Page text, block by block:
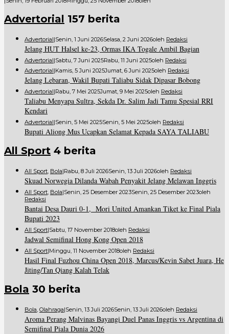
Advertorial 157 berita
Advertorial|Senin, 1 Juni 2026Selasa, 2 Juni 2026Oleh Redaksi
Jelang HUT Halsel ke-23, Ormas IKA Togale Ambil Bagian
Advertorial|Sabtu, 7 Juni 2025Rabu, 11 Juni 2025Oleh Redaksi
Advertorial|Kamis, 5 Juni 2025Jumat, 6 Juni 2025Oleh Redaksi
Jelang Lebaran, Wakil Bupati Taliabu Sidak Dipasar Bobong
Advertorial|Rabu, 7 Mei 2025Jumat, 9 Mei 2025Oleh Redaksi
Taliabu Menyapa Sultra, Sekda Dr. Salim Jadi Tamu Spesial RRI
Kendari
Advertorial|Senin, 5 Mei 2025Senin, 5 Mei 2025Oleh Redaksi
Bupati Aliong Mus Ucapkan Selamat Kepada SAYA TALIABU
All Sport 4 berita
All Sport Bola|Rabu, 8 Juli 2026Senin, 13 Juli 2026Oleh Redaksi
Skuad Norwegia Dilanda Wabah Penyakit Jelang Melawan Inggris
All Sport Bola|Senin, 25 Desember 2023Senin, 25 Desember 2023Oleh
Redaksi
Bantai Desa Dauri 0-1, Mori United Amankan Tiket ke Final Piala
Bupati 2023
All Sport|Sabtu, 17 November 2018Oleh Redaksi
Jadwal Semifinal Hong Kong Open 2018
All Sport|Minggu, 11 November 2018Oleh Redaksi
Hasil Final Fuzhou China Open 2018, Marcus/Kevin Sabet Juara, He
Jiting/Tan Qiang Kalah Telak
Bola 30 berita
Bola, Olahraga|Senin, 13 Juli 2026Senin, 13 Juli 2026Oleh Redaksi
Aroma Perang Malvinas Bayangi Duel Panas Inggris vs Argentina di
Semifinal Piala Dunia 2026